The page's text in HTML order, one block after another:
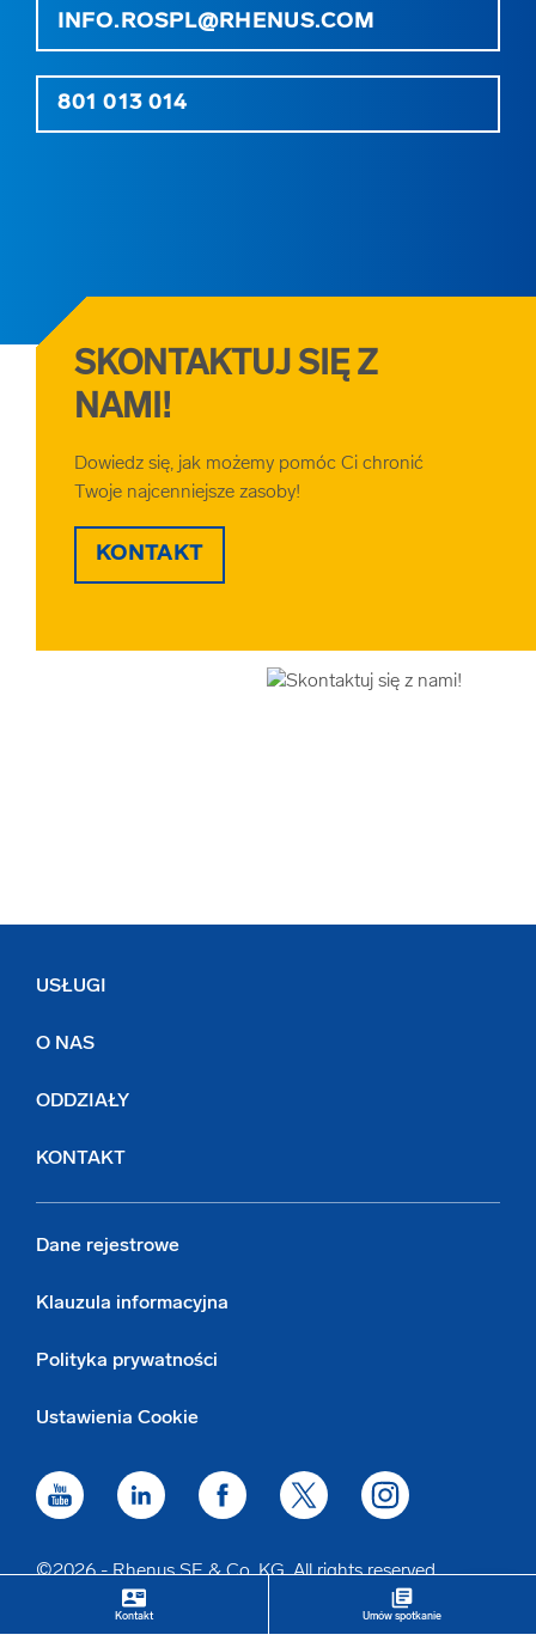
contact_mail
Kontakt
library_books
Umów spotkanie
INFO.ROSPL@RHENUS.COM
801 013 014
SKONTAKTUJ SIĘ Z
NAMI!
Dowiedz się, jak możemy pomóc Ci chronić
Twoje najcenniejsze zasoby!
KONTAKT
USŁUGI
O NAS
ODDZIAŁY
KONTAKT
Dane rejestrowe
Klauzula informacyjna
Polityka prywatności
Ustawienia Cookie
©2026 - Rhenus SE & Co. KG. All rights reserved.